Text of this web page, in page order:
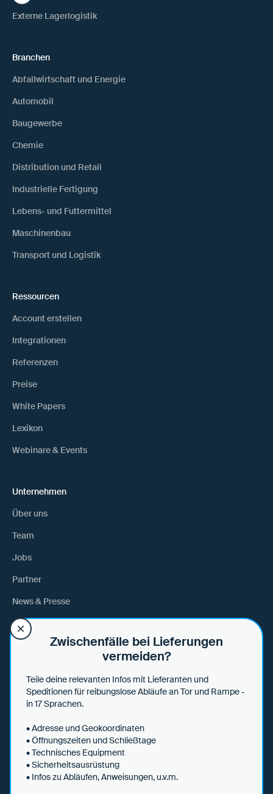
Externe Lagerlogistik
Branchen
Abfallwirtschaft und Energie
Automobil
Baugewerbe
Chemie
Distribution und Retail
Industrielle Fertigung
Lebens- und Futtermittel
Maschinenbau
Transport und Logistik
Ressourcen
Account erstellen
Integrationen
Referenzen
Preise
White Papers
Lexikon
Webinare & Events
Unternehmen
Über uns
Team
Jobs
Partner
News & Presse
Anfahrt
Hilfe & Tipps
Datensicherheit
AGBs
Datenschutzerklärung
Zwischenfälle bei Lieferungen
vermeiden?
Teile deine relevanten Infos mit Lieferanten und
Speditionen für reibungslose Abläufe an Tor und Rampe -
in 17 Sprachen.
• Adresse und Geokoordinaten
• Öffnungszeiten und Schließtage
• Technisches Equipment
• Sicherheitsausrüstung
• Infos zu Abläufen, Anweisungen, u.v.m.